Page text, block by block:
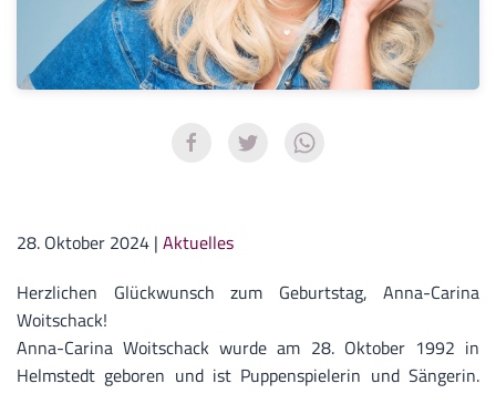
28. Oktober 2024 | Aktuelles
Herzlichen Glückwunsch zum Geburtstag, Anna-Carina
Woitschack!
Anna-Carina Woitschack wurde am 28. Oktober 1992 in
Helmstedt geboren und ist Puppenspielerin und Sängerin.